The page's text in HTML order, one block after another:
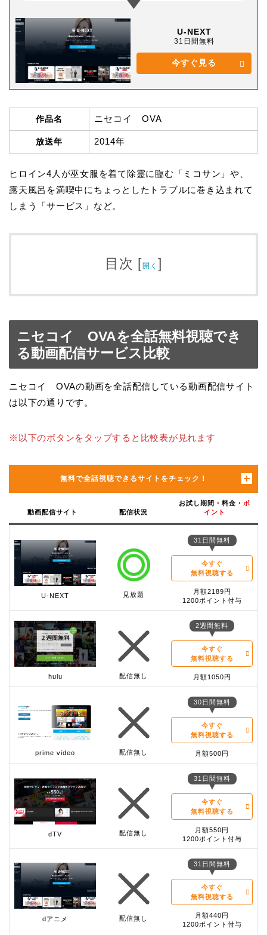
U-NEXT
31日間無料
今すぐ見る
作品名 ニセコイ OVA
放送年 2014年
ヒロイン4人が巫女服を着て除霊に臨む「ミコサン」や、
露天風呂を満喫中にちょっとしたトラブルに巻き込まれて
しまう「サービス」など。
目次 [開く ]
ニセコイ OVAを全話無料視聴でき
る動画配信サービス比較
ニセコイ OVAの動画を全話配信している動画配信サイト
は以下の通りです。
※以下のボタンをタップすると比較表が見れます
無料で全話視聴できるサイトをチェック！
動画配信サイト 配信状況
お試し期間・料金・ ポ
イント
U-NEXT 見放題
31日間無料
今すぐ
無料視聴する
月額2189円
1200ポイント付与
hulu 配信無し
2週間無料
今すぐ
無料視聴する
月額1050円
prime video 配信無し
30日間無料
今すぐ
無料視聴する
月額500円
dTV 配信無し
31日間無料
今すぐ
無料視聴する
月額550円
1200ポイント付与
dアニメ 配信無し
31日間無料
今すぐ
無料視聴する
月額440円
1200ポイント付与